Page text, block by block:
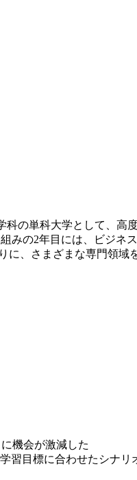
の単科大学として、高
の2年目には、ビジネ
、さまざまな専門領域
機会が激減した
習目標に合わせたシナリ